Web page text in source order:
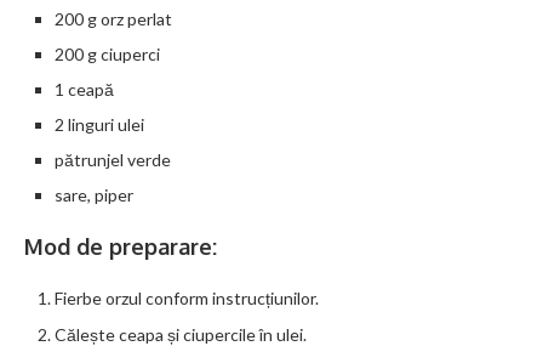
200 g orz perlat
200 g ciuperci
1 ceapă
2 linguri ulei
pătrunjel verde
sare, piper
Mod de preparare:
Fierbe orzul conform instrucțiunilor.
Călește ceapa și ciupercile în ulei.